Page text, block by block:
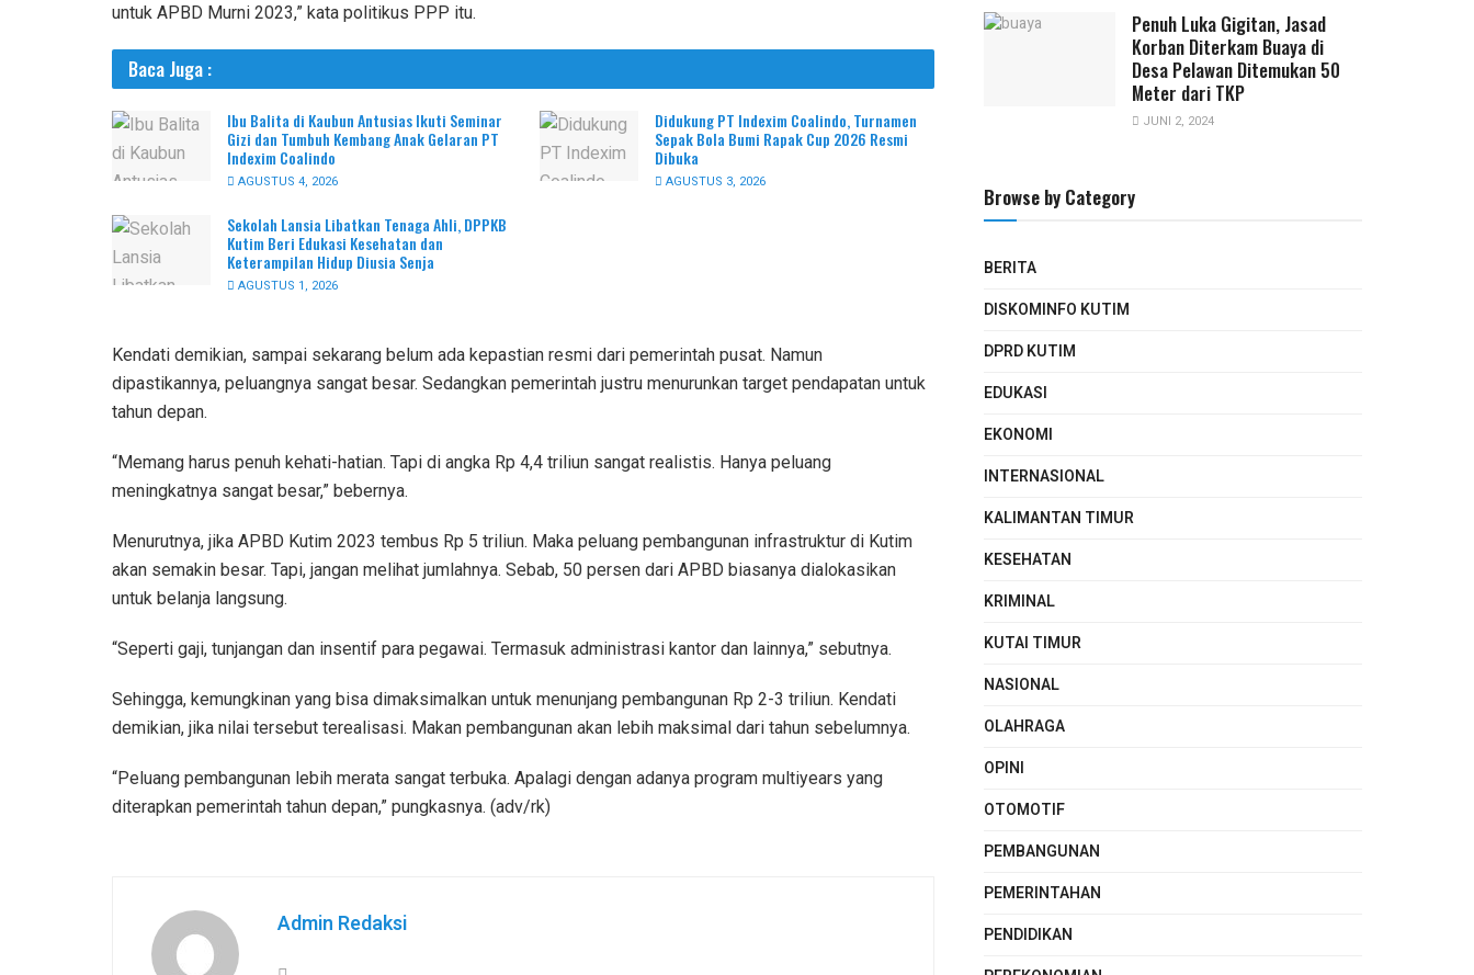
untuk APBD Murni 2023,” kata politikus PPP itu.
Baca Juga :
Ibu Balita di Kaubun Antusias Ikuti Seminar
Gizi dan Tumbuh Kembang Anak Gelaran PT
Indexim Coalindo
AGUSTUS 4, 2026
Didukung PT Indexim Coalindo, Turnamen
Sepak Bola Bumi Rapak Cup 2026 Resmi
Dibuka
AGUSTUS 3, 2026
Sekolah Lansia Libatkan Tenaga Ahli, DPPKB
Kutim Beri Edukasi Kesehatan dan
Keterampilan Hidup Diusia Senja
AGUSTUS 1, 2026
Kendati demikian, sampai sekarang belum ada kepastian resmi dari pemerintah pusat. Namun
dipastikannya, peluangnya sangat besar. Sedangkan pemerintah justru menurunkan target pendapatan untuk
tahun depan.
“Memang harus penuh kehati-hatian. Tapi di angka Rp 4,4 triliun sangat realistis. Hanya peluang
meningkatnya sangat besar,” bebernya.
Menurutnya, jika APBD Kutim 2023 tembus Rp 5 triliun. Maka peluang pembangunan infrastruktur di Kutim
akan semakin besar. Tapi, jangan melihat jumlahnya. Sebab, 50 persen dari APBD biasanya dialokasikan
untuk belanja langsung.
“Seperti gaji, tunjangan dan insentif para pegawai. Termasuk administrasi kantor dan lainnya,” sebutnya.
Sehingga, kemungkinan yang bisa dimaksimalkan untuk menunjang pembangunan Rp 2-3 triliun. Kendati
demikian, jika nilai tersebut terealisasi. Makan pembangunan akan lebih maksimal dari tahun sebelumnya.
“Peluang pembangunan lebih merata sangat terbuka. Apalagi dengan adanya program multiyears yang
diterapkan pemerintah tahun depan,” pungkasnya. (adv/rk)
Admin Redaksi
Penuh Luka Gigitan, Jasad
Korban Diterkam Buaya di
Desa Pelawan Ditemukan 50
Meter dari TKP
JUNI 2, 2024
Browse by Category
BERITA
DISKOMINFO KUTIM
DPRD KUTIM
EDUKASI
EKONOMI
INTERNASIONAL
KALIMANTAN TIMUR
KESEHATAN
KRIMINAL
KUTAI TIMUR
NASIONAL
OLAHRAGA
OPINI
OTOMOTIF
PEMBANGUNAN
PEMERINTAHAN
PENDIDIKAN